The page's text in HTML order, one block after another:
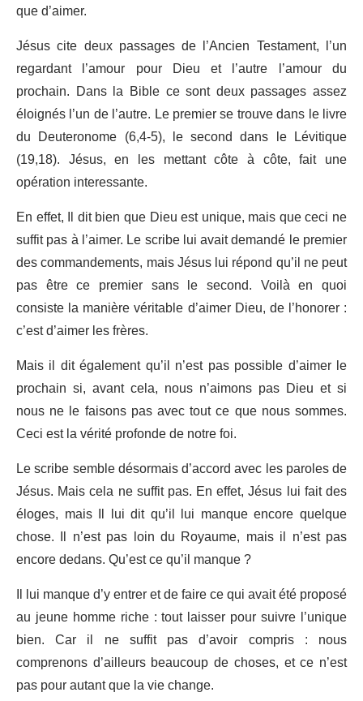
que d’aimer.
Jésus cite deux passages de l’Ancien Testament, l’un
regardant l’amour pour Dieu et l’autre l’amour du
prochain. Dans la Bible ce sont deux passages assez
éloignés l’un de l’autre. Le premier se trouve dans le livre
du Deuteronome (6,4-5), le second dans le Lévitique
(19,18). Jésus, en les mettant côte à côte, fait une
opération interessante.
En effet, Il dit bien que Dieu est unique, mais que ceci ne
suffit pas à l’aimer. Le scribe lui avait demandé le premier
des commandements, mais Jésus lui répond qu’il ne peut
pas être ce premier sans le second. Voilà en quoi
consiste la manière véritable d’aimer Dieu, de l’honorer :
c’est d’aimer les frères.
Mais il dit également qu’il n’est pas possible d’aimer le
prochain si, avant cela, nous n’aimons pas Dieu et si
nous ne le faisons pas avec tout ce que nous sommes.
Ceci est la vérité profonde de notre foi.
Le scribe semble désormais d’accord avec les paroles de
Jésus. Mais cela ne suffit pas. En effet, Jésus lui fait des
éloges, mais Il lui dit qu’il lui manque encore quelque
chose. Il n’est pas loin du Royaume, mais il n’est pas
encore dedans. Qu’est ce qu’il manque ?
Il lui manque d’y entrer et de faire ce qui avait été proposé
au jeune homme riche : tout laisser pour suivre l’unique
bien. Car il ne suffit pas d’avoir compris : nous
comprenons d’ailleurs beaucoup de choses, et ce n’est
pas pour autant que la vie change.